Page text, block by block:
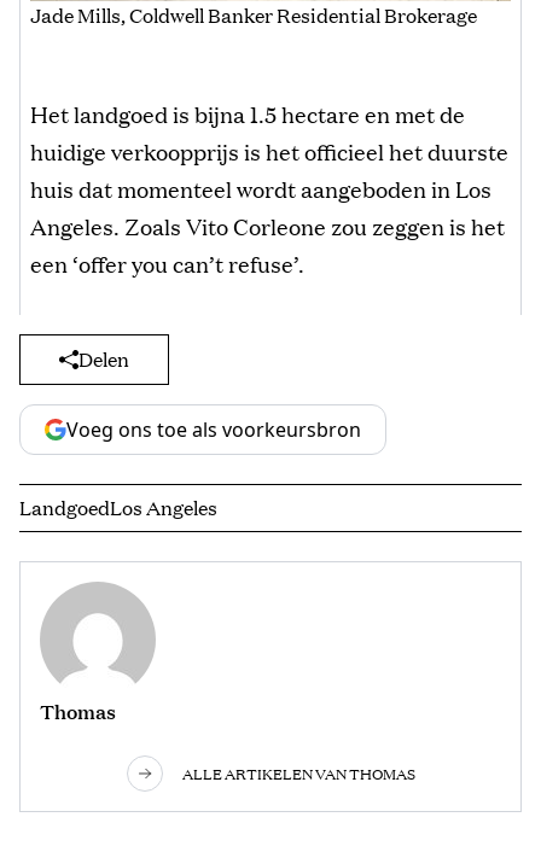
Jade Mills, Coldwell Banker Residential Brokerage
Het landgoed is bijna 1.5 hectare en met de
huidige verkoopprijs is het officieel het duurste
huis dat momenteel wordt aangeboden in Los
Angeles. Zoals Vito Corleone zou zeggen is het
een ‘offer you can’t refuse’.
Delen
Voeg ons toe als voorkeursbron
LandgoedLos Angeles
Thomas
ALLE ARTIKELEN VAN THOMAS